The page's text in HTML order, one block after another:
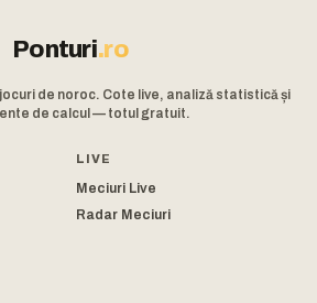
Ponturi.ro
de noroc. Cote live, analiză statistică și
de calcul — totul gratuit.
LIVE
Meciuri Live
Radar Meciuri